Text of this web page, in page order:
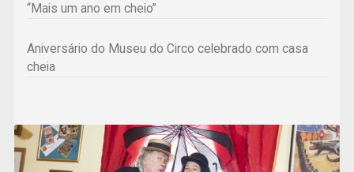
“Mais um ano em cheio”
Aniversário do Museu do Circo celebrado com casa
cheia